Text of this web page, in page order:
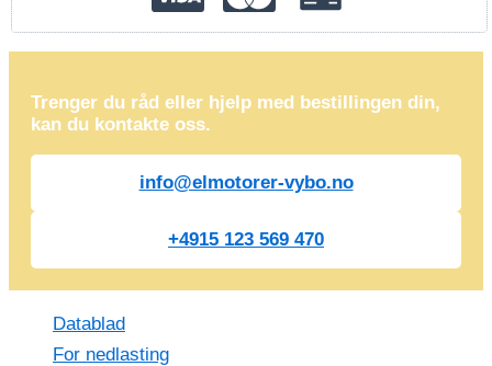
Trenger du råd eller hjelp med bestillingen din,
kan du kontakte oss.
info@elmotorer-vybo.no
+4915 123 569 470
Datablad
For nedlasting